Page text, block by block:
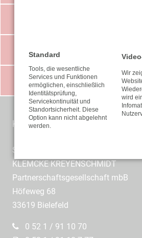
STEUER-
KONTAKT
Steuerberatungsgesellschaft
KLEMCKE KREYENSCHMIDT
Partnerschaftsgesellschaft mbB
Höfeweg 68
33619 Bielefeld
0 52 1 / 91 10 70
Standard
Tools, die wesentliche
Services und Funktionen
ermöglichen, einschließlich
Identitätsprüfung,
Servicekontinuität und
Standortsicherheit. Diese
Option kann nicht abgelehnt
werden.
Wir
wird